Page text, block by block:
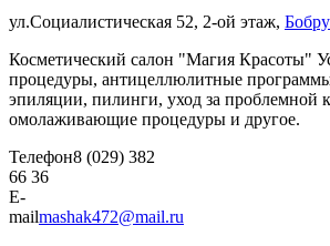
ул.Социалистическая 52, 2-ой этаж,
Косметический салон "Магия Красоты"
процедуры, антицеллюлитные
эпиляции, пилинги, уход за проблемной
омолаживающие процедуры и другое.
Телефон8 (029) 382
66 36
E-
mailmashak472@mail.ru